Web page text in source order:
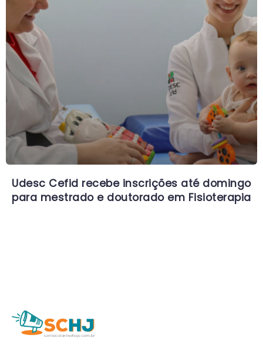
Udesc Cefid recebe inscrições até domingo
para mestrado e doutorado em Fisioterapia